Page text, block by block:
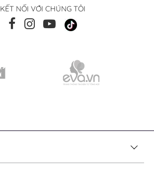
KẾT NỐI VỚI CHÚNG TÔI